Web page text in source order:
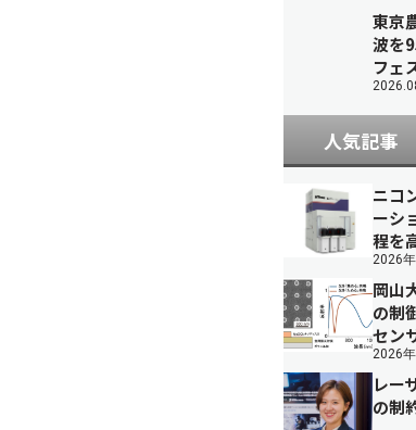
東京
波を
フェ
人気記事
ニコ
ーシ
程を
2026
岡山
の制
セン
2026
レー
の制